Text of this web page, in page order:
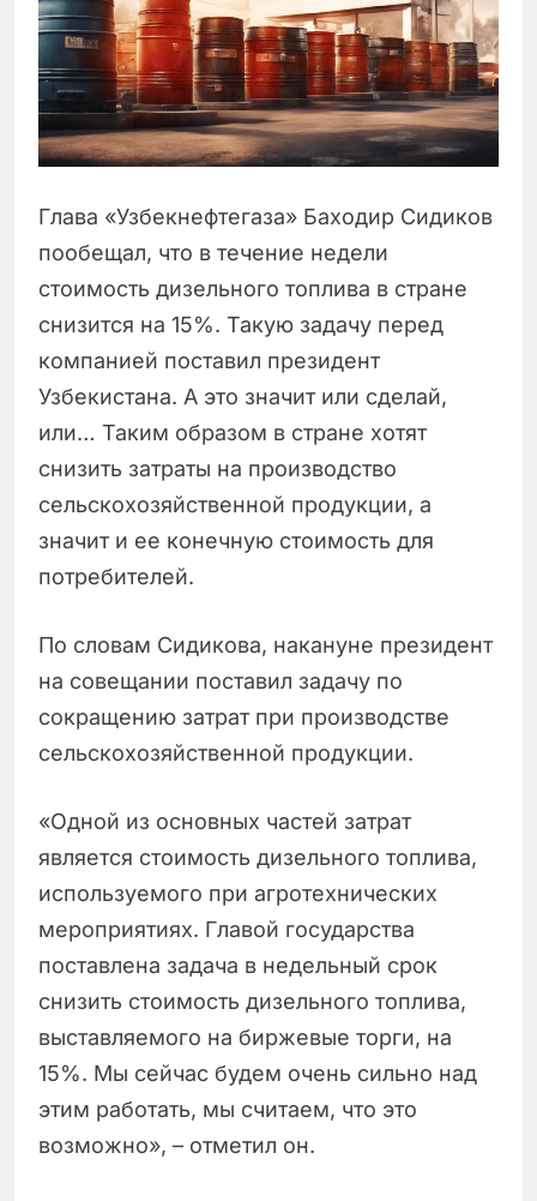
Глава «Узбекнефтегаза» Баходир Сидиков
пообещал, что в течение недели
стоимость дизельного топлива в стране
снизится на 15%. Такую задачу перед
компанией поставил президент
Узбекистана. А это значит или сделай,
или… Таким образом в стране хотят
снизить затраты на производство
сельскохозяйственной продукции, а
значит и ее конечную стоимость для
потребителей.
По словам Сидикова, накануне президент
на совещании поставил задачу по
сокращению затрат при производстве
сельскохозяйственной продукции.
«Одной из основных частей затрат
является стоимость дизельного топлива,
используемого при агротехнических
мероприятиях. Главой государства
поставлена задача в недельный срок
снизить стоимость дизельного топлива,
выставляемого на биржевые торги, на
15%. Мы сейчас будем очень сильно над
этим работать, мы считаем, что это
возможно», – отметил он.